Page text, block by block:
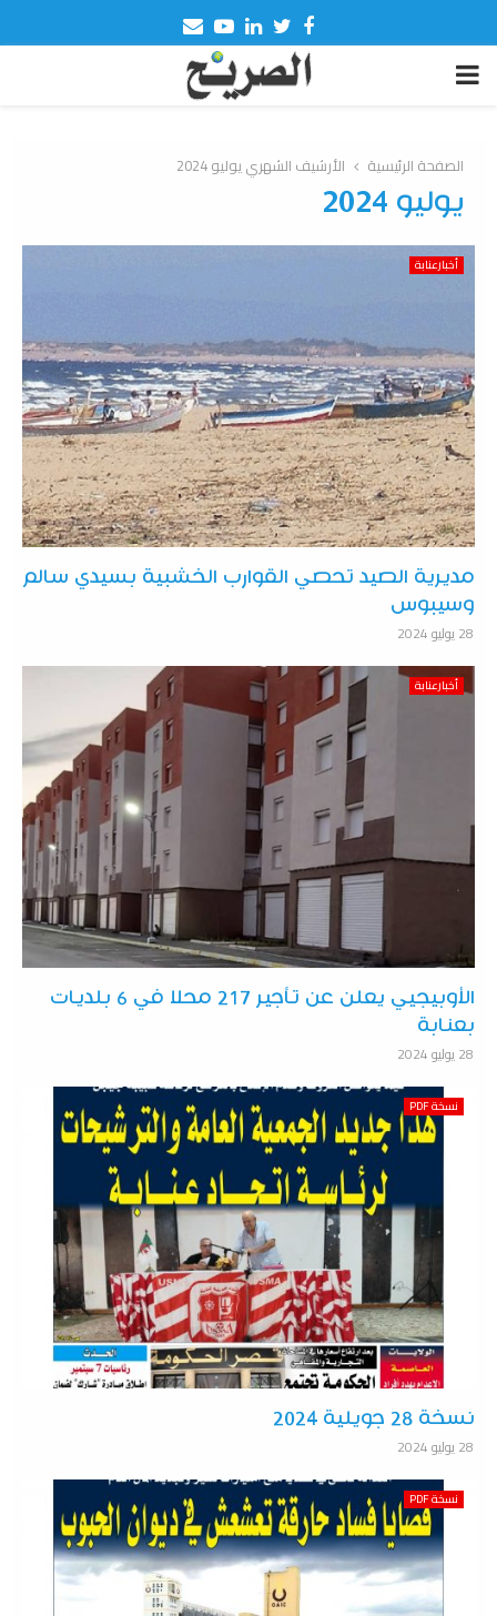
Facebook
Twitter
Linkedin
Youtube
Email
PRIMARY
الصفحة الرئيسية الأرشيف الشهري يوليو 2024
يوليو 2024
أخبارعنابة
مديرية الصيد تحصي القوارب الخشبية بسيدي سالم
وسيبوس
28 يوليو 2024
أخبارعنابة
الأوبيجيي يعلن عن تأجير 217 محلا في 6 بلديات
بعنابة
28 يوليو 2024
نسخة PDF
نسخة 28 جويلية 2024
28 يوليو 2024
نسخة PDF